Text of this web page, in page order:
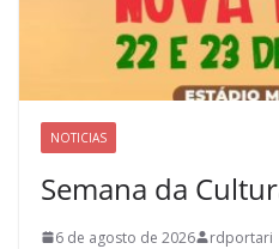
NOTICIAS
Semana da
6 de agosto de 2026 rdportari